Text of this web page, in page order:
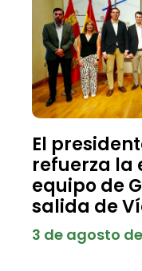
El
refuerza la
equipo de
salida de
3 de agosto